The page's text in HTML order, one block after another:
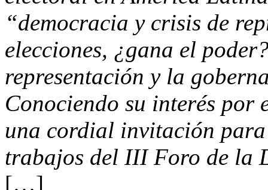
“democracia y crisis de
elecciones, ¿gana el
representación y la
Conociendo su interés por
una cordial invitación para
trabajos del III Foro de la
[…]